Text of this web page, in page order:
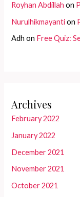
Royhan Abdillah on
Nurulhikmayantion
Adh on Free Quiz:
Archives
February 2022
January 2022
December 2021
November 2021
October 2021